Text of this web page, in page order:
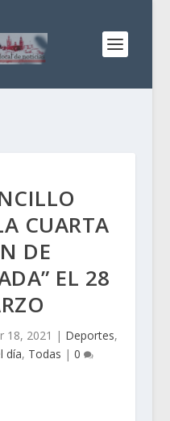
CUARTA
DE
EL 28
18, 2021 | Deportes,
día, Todas | 0